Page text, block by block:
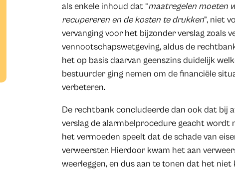
als enkele inhoud dat “maatregelen moeten
recupereren en de kosten te drukken”, niet
vervanging voor het bijzonder verslag zoals
vennootschapswetgeving, aldus de
het op basis daarvan geenszins duidelijk
bestuurder ging nemen om de financiële
verbeteren.
De rechtbank concludeerde dan ook dat bij
verslag de alarmbelprocedure geacht wordt
het vermoeden speelt dat de schade van
verweerster. Hierdoor kwam het aan
weerleggen, en dus aan te tonen dat het